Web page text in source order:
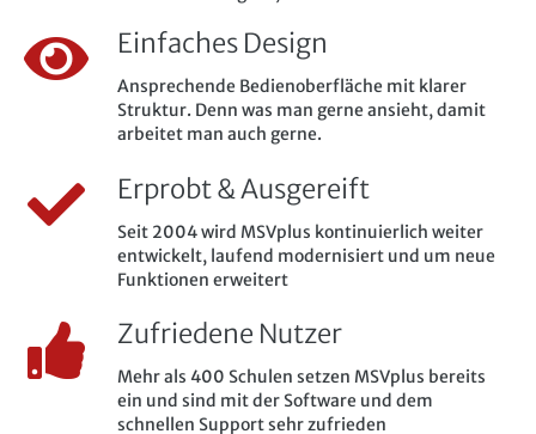
Einfaches Design
Ansprechende Bedienoberfläche mit klarer
Struktur. Denn was man gerne ansieht, damit
arbeitet man auch gerne.
Erprobt & Ausgereift
Seit 2004 wird MSVplus kontinuierlich weiter
entwickelt, laufend modernisiert und um neue
Funktionen erweitert
Zufriedene Nutzer
Mehr als 400 Schulen setzen MSVplus bereits
ein und sind mit der Software und dem
schnellen Support sehr zufrieden